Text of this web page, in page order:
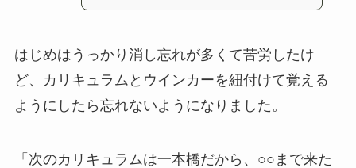
はじめはうっかり消し忘れが多くて苦労したけ
ど、カリキュラムとウインカーを紐付けて覚える
ようにしたら忘れないようになりました。
「次のカリキュラムは一本橋だから、○○まで来た